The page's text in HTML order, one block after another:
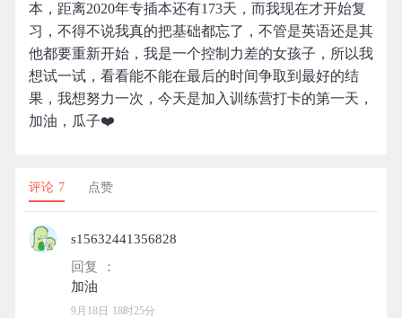
本，距离2020年专插本还有173天，而我现在才开始复
习，不得不说我真的把基础都忘了，不管是英语还是其
他都要重新开始，我是一个控制力差的女孩子，所以我
想试一试，看看能不能在最后的时间争取到最好的结
果，我想努力一次，今天是加入训练营打卡的第一天，
加油，瓜子❤️
评论 7 点赞
s15632441356828
回复 ：
9月18日 18时25分